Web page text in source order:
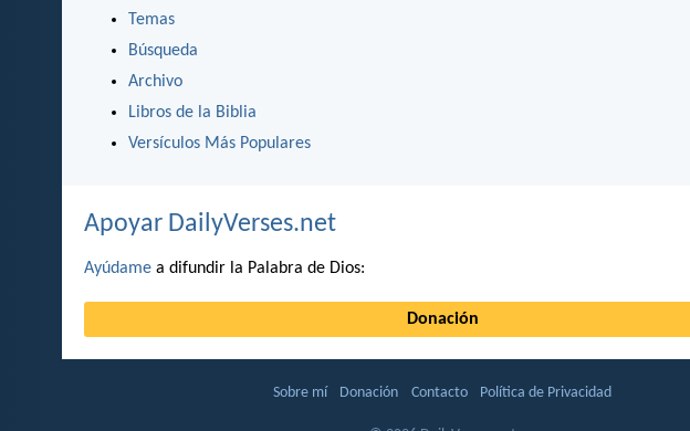
Temas
Búsqueda
Archivo
Libros de la Biblia
Versículos Más Populares
Apoyar DailyVerses.net
Ayúdame a difundir la Palabra de Dios:
Donación
Sobre mí Donación Contacto Política de Privacidad